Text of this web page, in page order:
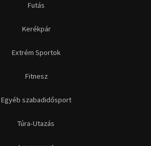
Futás
Kerékpár
Extrém Sportok
Fitnesz
Egyéb szabadidősport
Túra-Utazás